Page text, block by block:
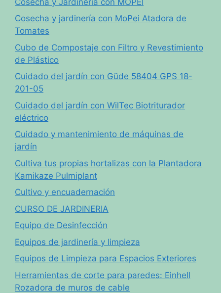
Cosecha y jardinería con MoPei Atadora de
Tomates
Cubo de Compostaje con Filtro y Revestimiento
de Plástico
Cuidado del jardín con Güde 58404 GPS 18-
201-05
Cuidado del jardín con WilTec Biotriturador
eléctrico
Cuidado y mantenimiento de máquinas de
jardín
Cultiva tus propias hortalizas con la Plantadora
Kamikaze Pulmiplant
Cultivo y encuadernación
CURSO DE JARDINERIA
Equipo de Desinfección
Equipos de jardinería y limpieza
Equipos de Limpieza para Espacios Exteriores
Herramientas de corte para paredes: Einhell
Rozadora de muros de cable